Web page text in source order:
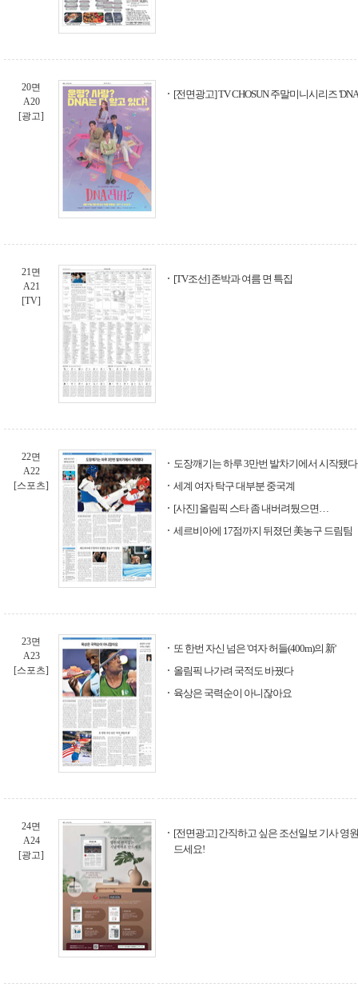
20면
A20
[광고]
[전면광고] TV CHOSUN 주말미니시리즈
21면
A21
[TV]
[TV조선] 존박과 여름 면 특집
22면
A22
[스포츠]
도장깨기는 하루 3만번 발차기에서 시작됐다
세계 여자 탁구 대부분 중국계
[사진] 올림픽 스타 좀 내버려뒀으면…
세르비아에 17점까지 뒤졌던 美농구 드림팀
23면
A23
[스포츠]
또 한번 자신 넘은 '여자 허들(400m)의 新'
올림픽 나가려 국적도 바꿨다
육상은 국력순이 아니잖아요
24면
A24
[광고]
[전면광고] 간직하고 싶은 조선일보 기사 영
드세요!